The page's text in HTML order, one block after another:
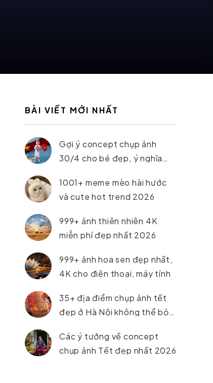
BÀI VIẾT MỚI NHẤT
Gợi ý concept chụp ảnh
30/4 cho bé đẹp, ý nghĩa
1001+ meme mèo hài hước
và cute hot trend 2026
999+ ảnh thiên nhiên 4K
miễn phí đẹp nhất 2026
999+ ảnh hoa sen đẹp nhất,
4K cho điện thoại, máy tính
35+ địa điểm chụp ảnh tết
đẹp ở Hà Nội không thể bỏ
Các ý tưởng về concept
chụp ảnh Tết đẹp nhất 2026